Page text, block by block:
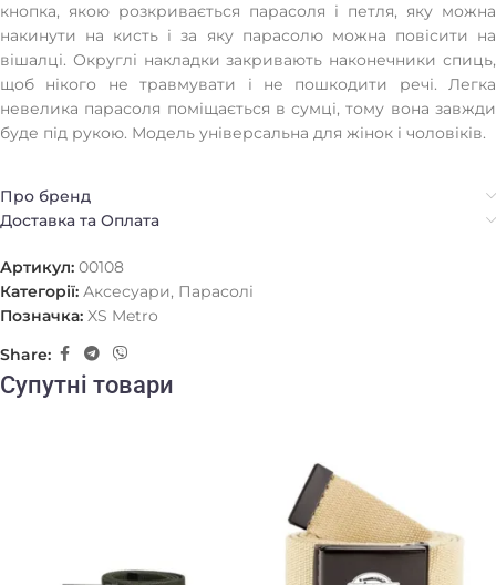
кнопка, якою розкривається парасоля і петля, яку можна
накинути на кисть і за яку парасолю можна повісити на
вішалці. Округлі накладки закривають наконечники спиць,
щоб нікого не травмувати і не пошкодити речі. Легка
невелика парасоля поміщається в сумці, тому вона завжди
буде під рукою. Модель універсальна для жінок і чоловіків.
Про бренд
Доставка та Оплата
Артикул: 00108
Категорії: Аксесуари, Парасолі
Позначка: XS Metro
Share:
Супутні товари